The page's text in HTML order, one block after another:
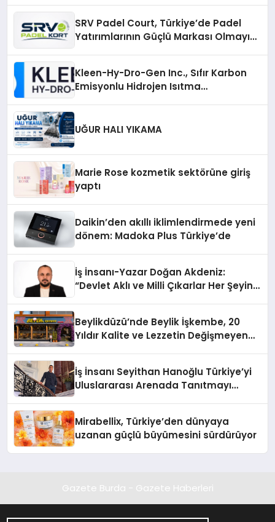
SRV Padel Court, Türkiye’de Padel
Yatırımlarının Güçlü Markası Olmayı
Kleen-Hy-Dro-Gen Inc., Sıfır Karbon
Emisyonlu Hidrojen Isıtma
UĞUR HALI YIKAMA
Marie Rose kozmetik sektörüne giriş
yaptı
Daikin’den akıllı iklimlendirmede yeni
dönem: Madoka Plus Türkiye’de
İş İnsanı-Yazar Doğan Akdeniz:
“Devlet Aklı ve Milli Çıkarlar Her Şeyin
Beylikdüzü’nde Beylik İşkembe, 20
Yıldır Kalite ve Lezzetin Değişmeyen
İş İnsanı Seyithan Hanoğlu Türkiye’yi
Uluslararası Arenada Tanıtmayı
Mirabellix, Türkiye’den dünyaya
uzanan güçlü büyümesini sürdürüyor
Gazete Burda - Gazete Haberleri